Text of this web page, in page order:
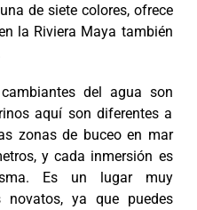
de siete colores, ofrece
la Riviera Maya también
del agua son
aquí son diferentes a
zonas de buceo en mar
y cada inmersión es
Es un lugar muy
novatos, ya que puedes